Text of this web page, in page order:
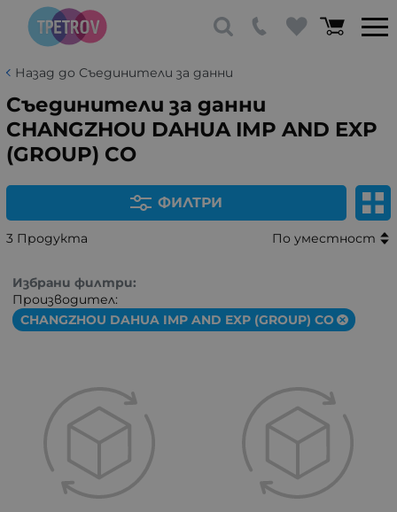
Назад до Съединители за данни
Съединители за данни
CHANGZHOU DAHUA IMP AND EXP
(GROUP) CO
ФИЛТРИ
3 Продукта По уместност
Избрани филтри:
Производител:
CHANGZHOU DAHUA IMP AND EXP (GROUP) CO